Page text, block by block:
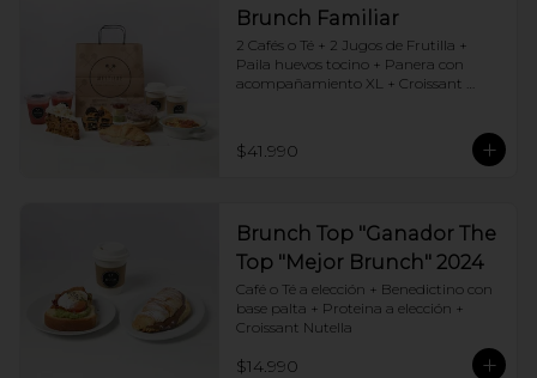
Brunch Familiar
2 Cafés o Té + 2 Jugos de Frutilla +
Paila huevos tocino + Panera con
acompañamiento XL + Croissant
$41.990
Brunch Top "Ganador The
Top "Mejor Brunch" 2024
Café o Té a elección + Benedictino con
base palta + Proteina a elección +
Croissant Nutella
$14.990